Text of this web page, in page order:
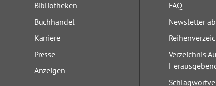
Bibliotheken
Buchhandel
Karriere
Presse
Anzeigen
FAQ
Newsletter
Verzeichnis